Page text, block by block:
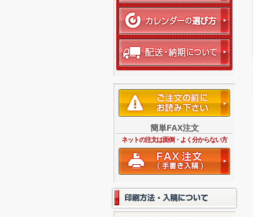
簡単FAX注文
ネットの注文は面倒・よく分からない方